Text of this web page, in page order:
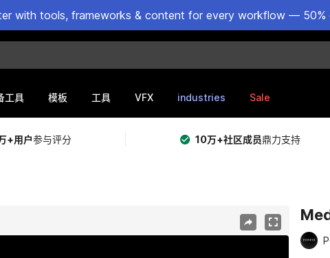
with tools, frameworks & content for every workflow — 50%
工具 模板 工具 VFX industries Sale
+用户参与评分 10万+社区成员鼎力支持